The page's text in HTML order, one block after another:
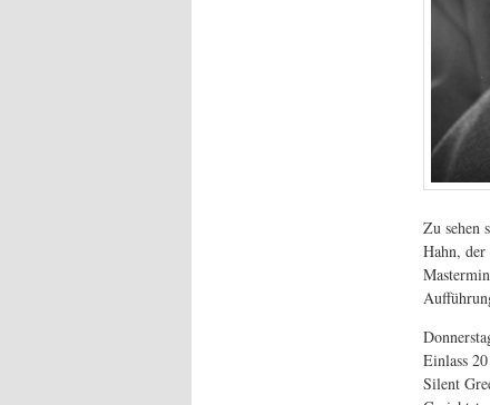
Zu sehen
Hahn, der
Einlass
Silent